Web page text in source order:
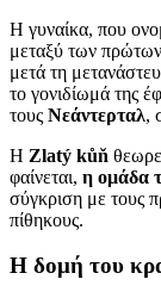
Η γυναίκα, που
μεταξύ των πρώτων
μετά τη
το γονιδίωμά της
τους Νεάντερταλ,
Η Zlatý kůň
φαίνεται, η ομάδα
σύγκριση με τους
πίθηκους.
Η δομή του